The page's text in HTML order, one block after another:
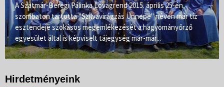
A Szatmár-Beregi Pálinka Lovagrend 2015. április 25-én,
szombaton tartotta "Szilvavirágzás Ünnepe" néven már tíz
esztendeje szokásos megemlékezését a hagyományőrző
egyesület által is képviselt tájegység már-már...
Hirdetményeink